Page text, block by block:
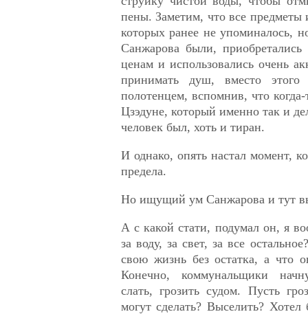
пены. Заметим, что все предметы
которых ранее не упоминалось,
Санжарова были,
ценам и использовались очень
принимать душ, вместо этого
полотенцем, вспомнив, что
Цзэдуне, который именно так и
человек был, хоть и тиран.
И однако, опять настал момент,
предела.
Но ищущий ум Санжарова и тут
А с какой стати, подумал он, я
за воду, за свет, за все
свою жизнь без остатка, а что
Конечно, коммунальщики
слать, грозить судом. Пусть
могут сделать? Выселить?